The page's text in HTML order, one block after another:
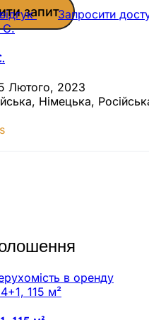
запитЗапросити
Лютого, 2023
Німецька,
в оренду